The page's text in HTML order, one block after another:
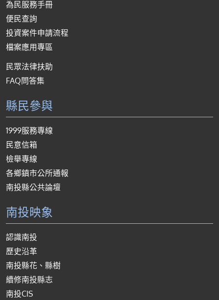
為民服務手冊
便民查詢
投資案件申請流程
檔案應用專區
民眾法律扶助
FAQ問答集
縣民參與
1999服務專線
民意信箱
檢舉專線
各鄉鎮市公所通報
南投縣公共論壇
南投映象
認識南投
歷史沿革
南投縣花、縣樹
續修南投縣志
南投CIS